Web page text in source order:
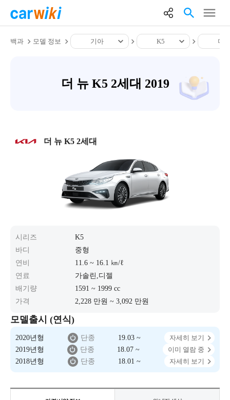
백과 모델 정보 기아 K5 더
더 뉴 K5 2세대 2019
더 뉴 K5 2세대
시리즈
K5
바디
중형
연비
11.6 ~ 16.1 ㎞/ℓ
연료
가솔린,디젤
배기량
1591 ~ 1999 cc
가격
2,228 만원 ~ 3,092 만원
모델출시 (연식)
2020년형 단종 19.03 ~
자세히 보기
2019년형
단종 18.07 ~
이미 열람 중
2018년형
단종 18.01 ~ 자세히 보기